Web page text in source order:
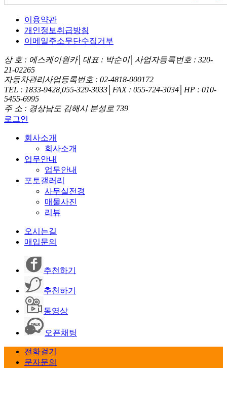
이용약관
개인정보취급방침
이메일주소무단수집거부
상 호 : 에스케이원카│대표 : 박순이│사업자등록번호 : 320-
21-02265
자동차관리사업등록번호 : 02-4818-000172
TEL : 1833-9428,055-329-3033│FAX : 055-724-3034│HP : 010-
5455-6995
주 소 : 경상남도 김해시 분성로 739
로그인
회사소개
회사소개
업무안내
업무안내
포토갤러리
사무실전경
매물사진
리뷰
오시는길
매입문의
추천하기
추천하기
동영상
오픈채팅
전화걸기
문자문의